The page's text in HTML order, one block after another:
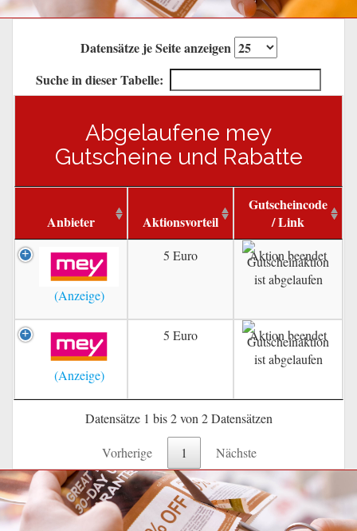
Datensätze je Seite anzeigen
Suche in dieser Tabelle:
Abgelaufene mey
Gutscheine und Rabatte
Anbieter Aktionsvorteil
Gutscheincode
/ Link
5 Euro Aktion beendet
5 Euro Aktion beendet
Datensätze 1 bis 2 von 2 Datensätzen
Vorherige 1 Nächste